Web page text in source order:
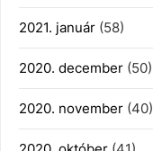
2021. január (58)
2020. december (50)
2020. november (40)